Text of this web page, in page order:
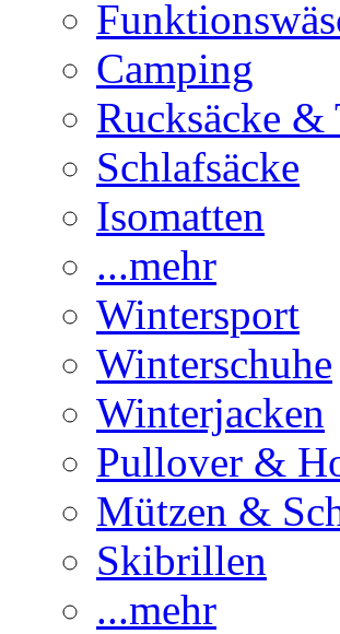
Camping
Rucksäcke &
Schlafsäcke
Isomatten
...mehr
Wintersport
Winterschuhe
Winterjacken
Pullover &
Mützen &
Skibrillen
...mehr